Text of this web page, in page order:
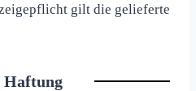
gilt die gelieferte